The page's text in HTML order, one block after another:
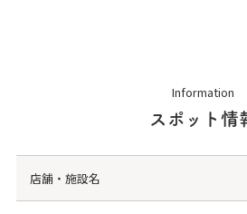
Information
スポット情
店舗・施設名